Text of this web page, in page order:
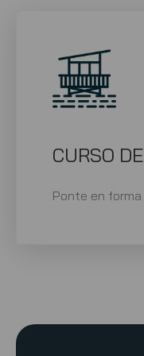
CURSO
Ponte en